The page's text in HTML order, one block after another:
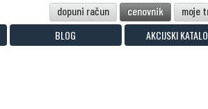
dopuni račun cenovnik moje
BLOG AKCIJSKI